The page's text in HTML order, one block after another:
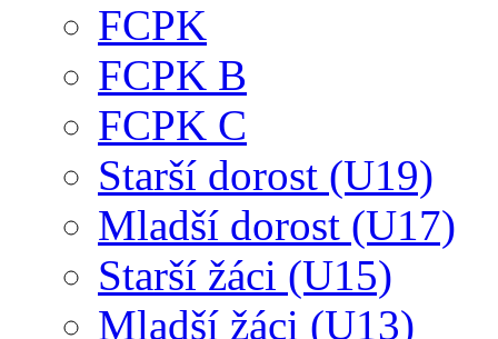
FCPK
FCPK B
FCPK C
Starší dorost (U19)
Mladší dorost (U17)
Starší žáci (U15)
Mladší žáci (U13)